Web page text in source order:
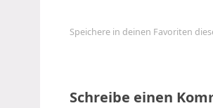
Speichere in deinen Favoriten
Schreibe einen